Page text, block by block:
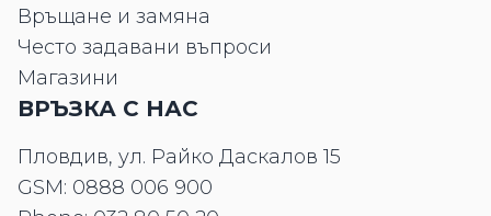
Връщане и замяна
Често задавани въпроси
Магазини
ВРЪЗКА С НАС
Пловдив, ул. Райко Даскалов 15
GSM: 0888 006 900